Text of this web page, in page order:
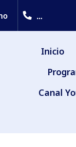
...
Inicio
Canal